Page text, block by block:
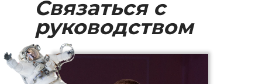
Связаться с
руководством